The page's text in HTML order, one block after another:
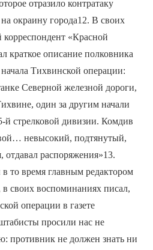
отразило контратаку
окраину города12. В своих
«Красной
краткое описание полковника
Тихвинской операции:
Северной железной дороги,
один за другим начали
й стрелковой дивизии. Комдив
невысокий, подтянутый,
отдавал распоряжения»13.
то время главным редактором
в своих воспоминаниях писал,
операции в газете
просили нас не
противник не должен знать ни